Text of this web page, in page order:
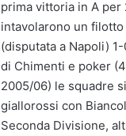
prima vittoria in A
intavolarono un
(disputata a Napoli)
di Chimenti e poker
2005/06) le squadre
giallorossi con
Seconda Divisione,